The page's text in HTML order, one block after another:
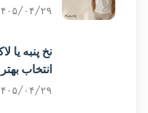
۱۴۰۵/۰۴/
نخ پنبه یا
انتخاب
۱۴۰۵/۰۴/